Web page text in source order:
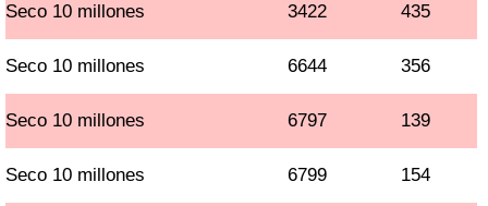
Seco 10 millones 3422 435
Seco 10 millones 6644 356
Seco 10 millones 6797 139
Seco 10 millones 6799 154